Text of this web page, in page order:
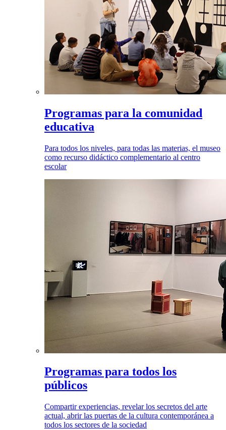
Programas para la comunidad
educativa
Para todos los niveles, para todas las materias, el museo
como recurso didáctico complementario al centro
escolar
Programas para todos los
públicos
Compartir experiencias, revelar los secretos del arte
actual, abrir las puertas de la cultura contemporánea a
todos los sectores de la sociedad